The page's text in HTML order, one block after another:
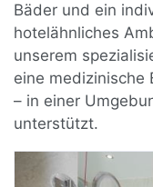
Bäder und ein
hotelähnliches
unserem
eine medizinische
– in einer
unterstützt.